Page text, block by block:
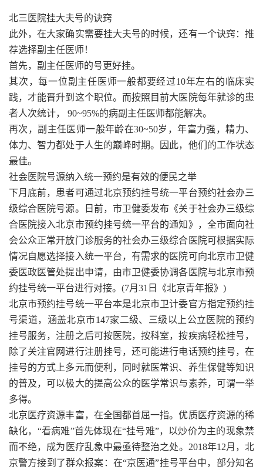
北三医院挂大夫号的诀窍
此外，在大家确实需要挂大夫号的时候，还有一个诀窍：推
荐选择副主任医师！
首先，副主任医师的号更好挂。
其次，每一位副主任医师一般都要经过10年左右的临床实
践，才能晋升到这个职位。而按照目前大医院每年就诊的患
者人次统计， 90~95%的病副主任医师都能解决。
再次，副主任医师一般年龄在30~50岁，年富力强，精力、
体力、智力都处于人生的巅峰时期。因此，他们的工作状态
最佳。
社会医院号源纳入统一预约是有效的便民之举
下月底前，患者可通过北京预约挂号统一平台预约社会办三
级综合医院号源。日前，市卫健委发布《关于社会办三级综
合医院接入北京市预约挂号统一平台的通知》，全市面向社
会公众正常开放门诊服务的社会办三级综合医院可根据实际
情况自愿选择接入统一平台，有需求的医院可向北京市卫健
委医政医管处提出申请，由市卫健委协调各医院与北京市预
约挂号统一平台进行对接。(7月31日《北京青年报》)
北京市预约挂号统一平台本是北京市卫计委官方指定预约挂
号渠道，涵盖北京市147家二级、三级以上公立医院的预约
挂号服务，注册之后可按医院，按科室，按疾病轻松挂号，
除了关注官网进行注册挂号，还可能进行电话预约挂号，在
挂号的方式上多元而便利，同时就医常识、养生保健等知识
的普及，可以极大的提高公众的医学常识与素养，可谓一举
多得。
北京医疗资源丰富，在全国都首屈一指。优质医疗资源的稀
缺化，“看病难”首先体现在“挂号难”，以炒价为主的现象禁
而不绝，成为医疗乱象中最亟待整治之处。2018年12月，北
京警方接到了群众报案：在“京医通”挂号平台中，部分知名